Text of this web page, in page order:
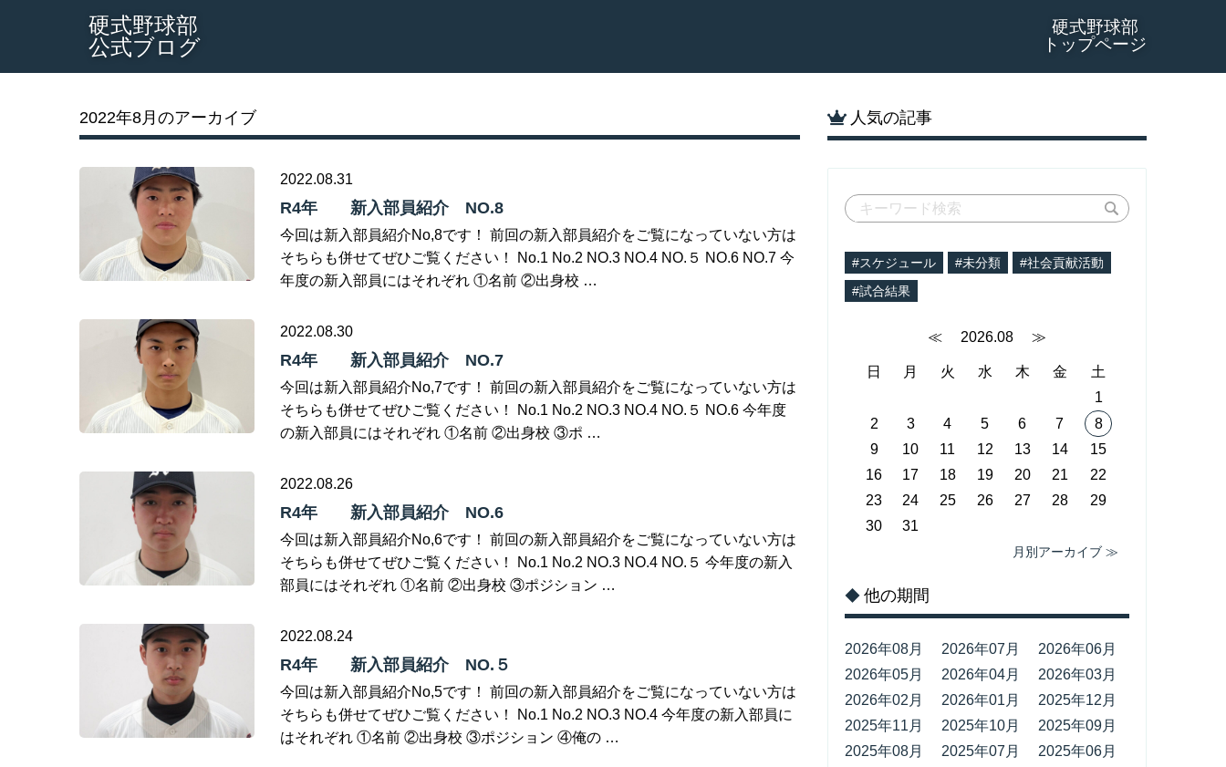
硬式野球部
トップページ
硬式野球部
公式ブログ
2022年8月のアーカイブ
2022.08.31
R4年 新入部員紹介 NO.8
今回は新入部員紹介No,8です！ 前回の新入部員紹介をご覧になっていない方は
そちらも併せてぜひご覧ください！ No.1 No.2 NO.3 NO.4 NO.５ NO.6 NO.7 今
年度の新入部員にはそれぞれ ①名前 ②出身校 …
2022.08.30
R4年 新入部員紹介 NO.7
今回は新入部員紹介No,7です！ 前回の新入部員紹介をご覧になっていない方は
そちらも併せてぜひご覧ください！ No.1 No.2 NO.3 NO.4 NO.５ NO.6 今年度
の新入部員にはそれぞれ ①名前 ②出身校 ③ポ …
2022.08.26
R4年 新入部員紹介 NO.6
今回は新入部員紹介No,6です！ 前回の新入部員紹介をご覧になっていない方は
そちらも併せてぜひご覧ください！ No.1 No.2 NO.3 NO.4 NO.５ 今年度の新入
部員にはそれぞれ ①名前 ②出身校 ③ポジション …
2022.08.24
R4年 新入部員紹介 NO.５
今回は新入部員紹介No,5です！ 前回の新入部員紹介をご覧になっていない方は
そちらも併せてぜひご覧ください！ No.1 No.2 NO.3 NO.4 今年度の新入部員に
はそれぞれ ①名前 ②出身校 ③ポジション ④俺の …
人気の記事
#スケジュール #未分類
#社会貢献活動
#試合結果
≪ 2026.08 ≫
日 月 火 水 木 金
土
1
2
3 4 5 6 7
8
9
10 11 12 13 14
15
16
17 18 19 20 21
22
23
24 25 26 27 28
29
30
31
月別アーカイブ ≫
◆ 他の期間
2026年08月 2026年07月
2026年06月
2026年05月
2026年04月
2026年03月
2026年02月
2026年01月
2025年12月
2025年11月
2025年10月
2025年09月
2025年08月
2025年07月
2025年06月